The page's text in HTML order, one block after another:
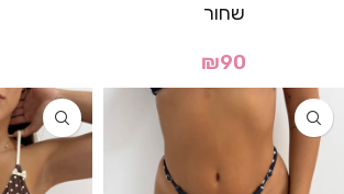
שחור
₪90